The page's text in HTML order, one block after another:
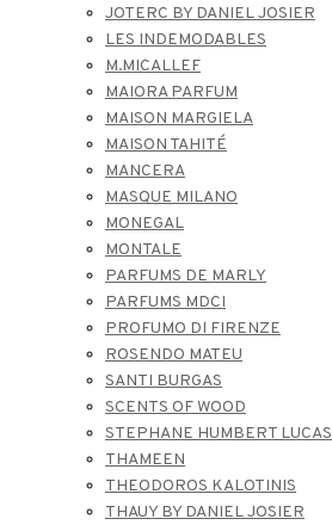
JOTERC BY DANIEL JOSIER
LES INDEMODABLES
M.MICALLEF
MAIORA PARFUM
MAISON MARGIELA
MAISON TAHITÉ
MANCERA
MASQUE MILANO
MONEGAL
MONTALE
PARFUMS DE MARLY
PARFUMS MDCI
PROFUMO DI FIRENZE
ROSENDO MATEU
SANTI BURGAS
SCENTS OF WOOD
STEPHANE HUMBERT LUCAS
THAMEEN
THEODOROS KALOTINIS
THAUY BY DANIEL JOSIER